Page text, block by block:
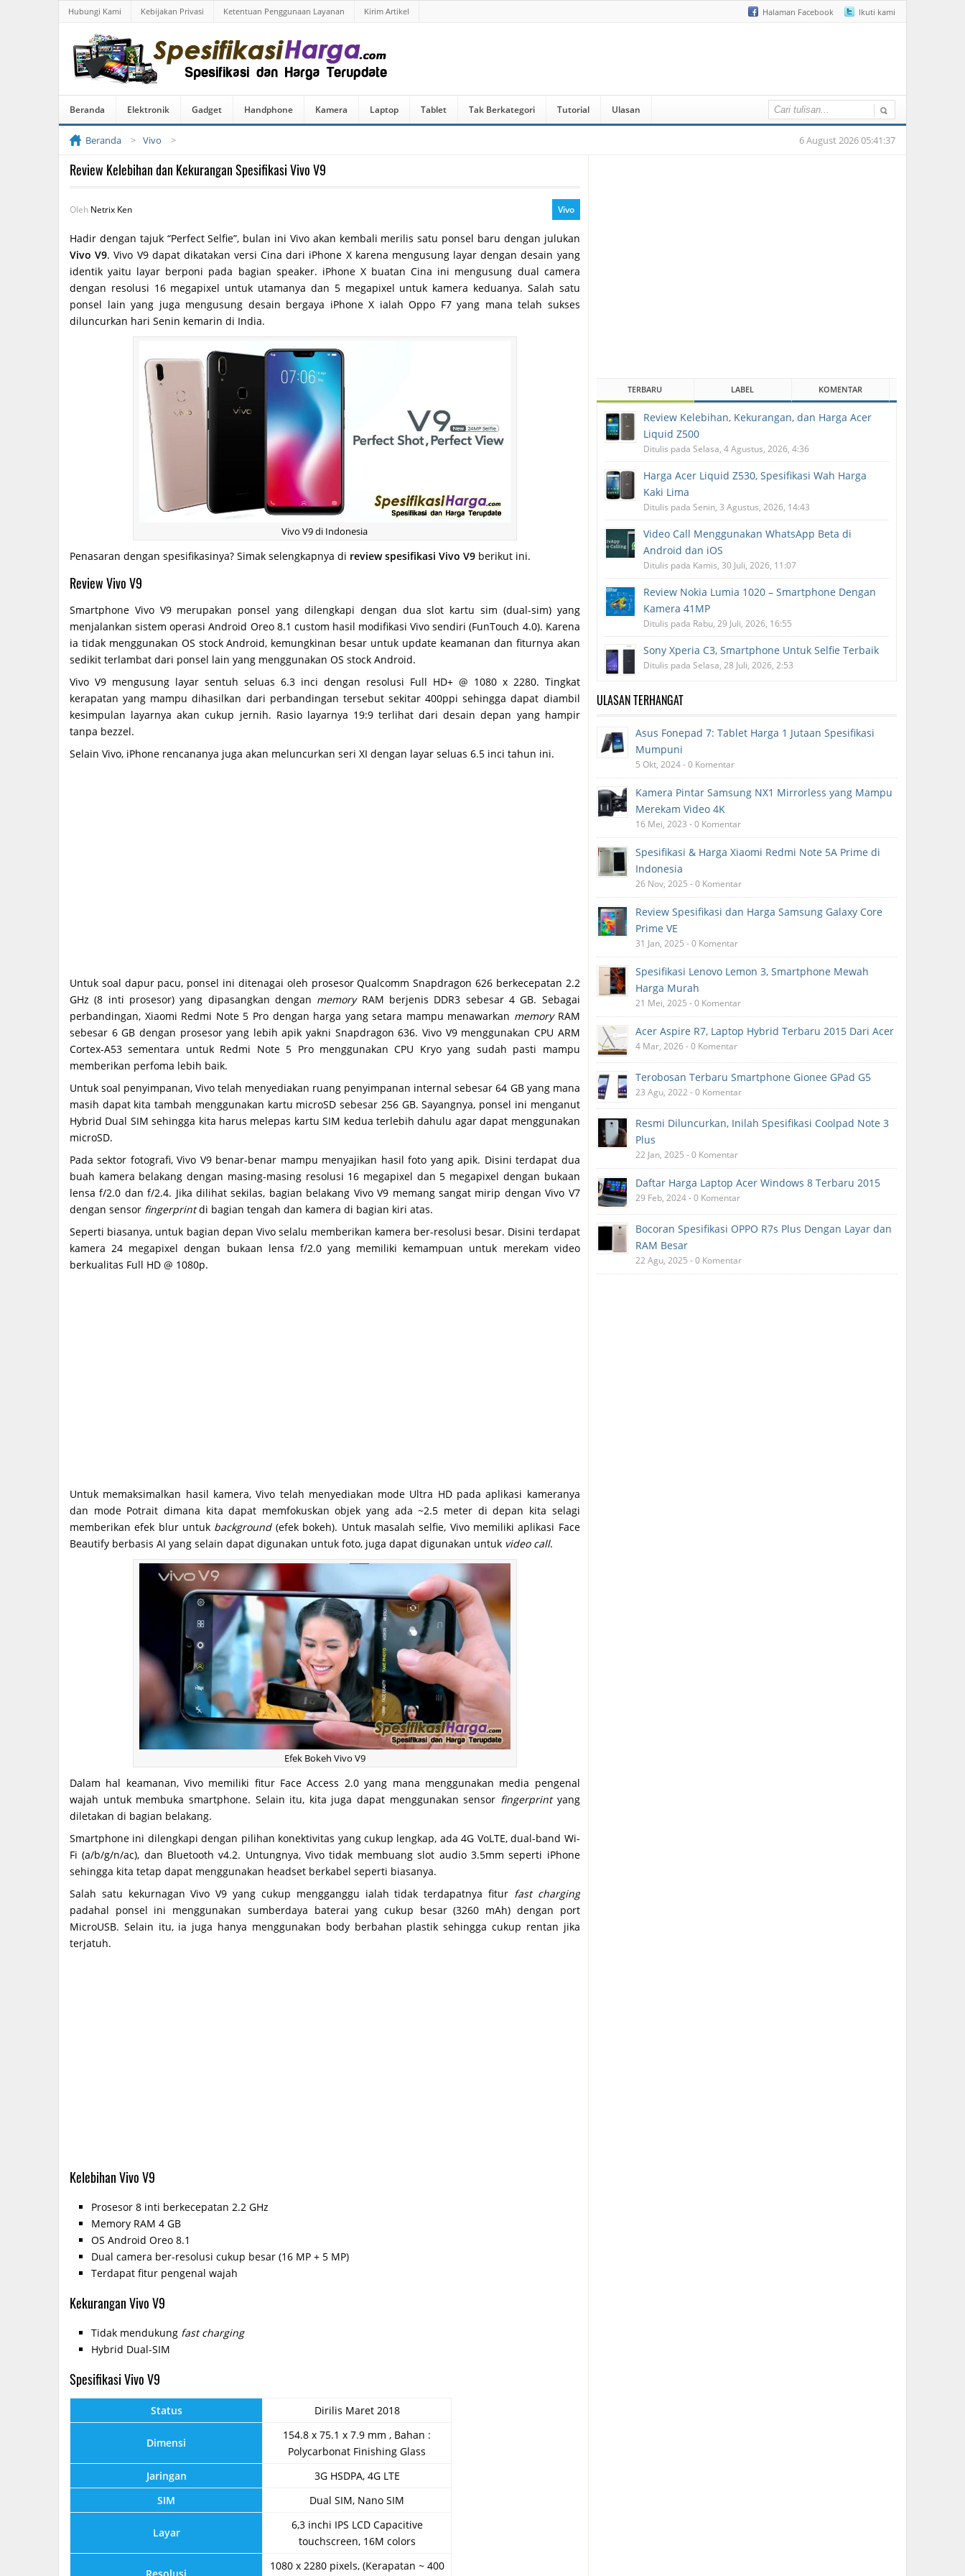
Halaman Facebook Ikuti kami
Hubungi Kami Kebijakan Privasi Ketentuan Penggunaan Layanan Kirim Artikel
Beranda Elektronik Gadget Handphone Kamera Laptop Tablet Tak Berkategori Tutorial Ulasan
Beranda Vivo 6 August 2026 05:41:37
Review Kelebihan dan Kekurangan Spesifikasi Vivo V9
Oleh Netrix Ken Vivo
Hadir dengan tajuk “Perfect Selfie”, bulan ini Vivo akan kembali merilis satu ponsel baru dengan julukan
Vivo V9. Vivo V9 dapat dikatakan versi Cina dari iPhone X karena mengusung layar dengan desain yang
identik yaitu layar berponi pada bagian speaker. iPhone X buatan Cina ini mengusung dual camera
dengan resolusi 16 megapixel untuk utamanya dan 5 megapixel untuk kamera keduanya. Salah satu
ponsel lain yang juga mengusung desain bergaya iPhone X ialah Oppo F7 yang mana telah sukses
diluncurkan hari Senin kemarin di India.
Vivo V9 di Indonesia
Penasaran dengan spesifikasinya? Simak selengkapnya di review spesifikasi Vivo V9 berikut ini.
Review Vivo V9
Smartphone Vivo V9 merupakan ponsel yang dilengkapi dengan dua slot kartu sim (dual-sim) yang
menjalankan sistem operasi Android Oreo 8.1 custom hasil modifikasi Vivo sendiri (FunTouch 4.0). Karena
ia tidak menggunakan OS stock Android, kemungkinan besar untuk update keamanan dan fiturnya akan
sedikit terlambat dari ponsel lain yang menggunakan OS stock Android.
Vivo V9 mengusung layar sentuh seluas 6.3 inci dengan resolusi Full HD+ @ 1080 x 2280. Tingkat
kerapatan yang mampu dihasilkan dari perbandingan tersebut sekitar 400ppi sehingga dapat diambil
kesimpulan layarnya akan cukup jernih. Rasio layarnya 19:9 terlihat dari desain depan yang hampir
tanpa bezzel.
Selain Vivo, iPhone rencananya juga akan meluncurkan seri XI dengan layar seluas 6.5 inci tahun ini.
Untuk soal dapur pacu, ponsel ini ditenagai oleh prosesor Qualcomm Snapdragon 626 berkecepatan 2.2
GHz (8 inti prosesor) yang dipasangkan dengan memoryRAM berjenis DDR3 sebesar 4 GB. Sebagai
perbandingan, Xiaomi Redmi Note 5 Pro dengan harga yang setara mampu menawarkan memoryRAM
sebesar 6 GB dengan prosesor yang lebih apik yakni Snapdragon 636. Vivo V9 menggunakan CPU ARM
Cortex-A53 sementara untuk Redmi Note 5 Pro menggunakan CPU Kryo yang sudah pasti mampu
memberikan perfoma lebih baik.
Untuk soal penyimpanan, Vivo telah menyediakan ruang penyimpanan internal sebesar 64 GB yang mana
masih dapat kita tambah menggunakan kartu microSD sebesar 256 GB. Sayangnya, ponsel ini menganut
Hybrid Dual SIM sehingga kita harus melepas kartu SIM kedua terlebih dahulu agar dapat menggunakan
microSD.
Pada sektor fotografi, Vivo V9 benar-benar mampu menyajikan hasil foto yang apik. Disini terdapat dua
buah kamera belakang dengan masing-masing resolusi 16 megapixel dan 5 megapixel dengan bukaan
lensa f/2.0 dan f/2.4. Jika dilihat sekilas, bagian belakang Vivo V9 memang sangat mirip dengan Vivo V7
dengan sensor fingerprintdi bagian tengah dan kamera di bagian kiri atas.
Seperti biasanya, untuk bagian depan Vivo selalu memberikan kamera ber-resolusi besar. Disini terdapat
kamera 24 megapixel dengan bukaan lensa f/2.0 yang memiliki kemampuan untuk merekam video
berkualitas Full HD @ 1080p.
Untuk memaksimalkan hasil kamera, Vivo telah menyediakan mode Ultra HD pada aplikasi kameranya
dan mode Potrait dimana kita dapat memfokuskan objek yang ada ~2.5 meter di depan kita selagi
memberikan efek blur untuk background(efek bokeh). Untuk masalah selfie, Vivo memiliki aplikasi Face
Beautify berbasis AI yang selain dapat digunakan untuk foto, juga dapat digunakan untuk video call.
Efek Bokeh Vivo V9
Dalam hal keamanan, Vivo memiliki fitur Face Access 2.0 yang mana menggunakan media pengenal
wajah untuk membuka smartphone. Selain itu, kita juga dapat menggunakan sensor fingerprintyang
diletakan di bagian belakang.
Smartphone ini dilengkapi dengan pilihan konektivitas yang cukup lengkap, ada 4G VoLTE, dual-band Wi-
Fi (a/b/g/n/ac), dan Bluetooth v4.2. Untungnya, Vivo tidak membuang slot audio 3.5mm seperti iPhone
sehingga kita tetap dapat menggunakan headset berkabel seperti biasanya.
Salah satu kekurnagan Vivo V9 yang cukup mengganggu ialah tidak terdapatnya fitur fast charging
padahal ponsel ini menggunakan sumberdaya baterai yang cukup besar (3260 mAh) dengan port
MicroUSB. Selain itu, ia juga hanya menggunakan body berbahan plastik sehingga cukup rentan jika
terjatuh.
Kelebihan Vivo V9
Prosesor 8 inti berkecepatan 2.2 GHz
Memory RAM 4 GB
OS Android Oreo 8.1
Dual camera ber-resolusi cukup besar (16 MP + 5 MP)
Terdapat fitur pengenal wajah
Kekurangan Vivo V9
Tidak mendukung fast charging
Hybrid Dual-SIM
Spesifikasi Vivo V9
Status Dirilis Maret 2018
Dimensi
154.8 x 75.1 x 7.9 mm , Bahan :
Polycarbonat Finishing Glass
Jaringan
3G HSDPA, 4G LTE
SIM
Dual SIM, Nano SIM
Layar
6,3 inchi IPS LCD Capacitive
touchscreen, 16M colors
1080 x 2280 pixels, (Kerapatan ~ 400
TERBARU LABEL KOMENTAR
Review Kelebihan, Kekurangan, dan Harga Acer
Liquid Z500
Ditulis pada Selasa, 4 Agustus, 2026, 4:36
Harga Acer Liquid Z530, Spesifikasi Wah Harga
Kaki Lima
Ditulis pada Senin, 3 Agustus, 2026, 14:43
Video Call Menggunakan WhatsApp Beta di
Android dan iOS
Ditulis pada Kamis, 30 Juli, 2026, 11:07
Review Nokia Lumia 1020 – Smartphone Dengan
Kamera 41MP
Ditulis pada Rabu, 29 Juli, 2026, 16:55
Sony Xperia C3, Smartphone Untuk Selfie Terbaik
Ditulis pada Selasa, 28 Juli, 2026, 2:53
ULASAN TERHANGAT
Asus Fonepad 7: Tablet Harga 1 Jutaan Spesifikasi
Mumpuni
5 Okt, 2024 - 0 Komentar
Kamera Pintar Samsung NX1 Mirrorless yang Mampu
Merekam Video 4K
16 Mei, 2023 - 0 Komentar
Spesifikasi & Harga Xiaomi Redmi Note 5A Prime di
Indonesia
26 Nov, 2025 - 0 Komentar
Review Spesifikasi dan Harga Samsung Galaxy Core
Prime VE
31 Jan, 2025 - 0 Komentar
Spesifikasi Lenovo Lemon 3, Smartphone Mewah
Harga Murah
21 Mei, 2025 - 0 Komentar
Acer Aspire R7, Laptop Hybrid Terbaru 2015 Dari Acer
4 Mar, 2026 - 0 Komentar
Terobosan Terbaru Smartphone Gionee GPad G5
23 Agu, 2022 - 0 Komentar
Resmi Diluncurkan, Inilah Spesifikasi Coolpad Note 3
Plus
22 Jan, 2025 - 0 Komentar
Daftar Harga Laptop Acer Windows 8 Terbaru 2015
29 Feb, 2024 - 0 Komentar
Bocoran Spesifikasi OPPO R7s Plus Dengan Layar dan
RAM Besar
22 Agu, 2025 - 0 Komentar